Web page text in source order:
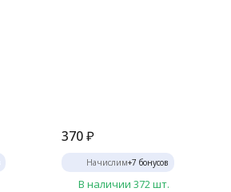
370 ₽
Начислим+7 бонусов
В наличии 372 шт.